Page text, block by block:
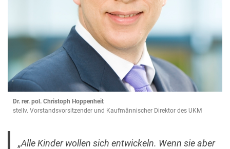
Dr. rer. pol. Christoph Hoppenheit
stellv. Vorstandsvorsitzender und Kaufmännischer Direktor des UKM
„Alle Kinder wollen sich entwickeln. Wenn sie aber